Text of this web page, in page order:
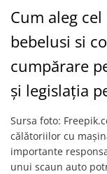
Cum aleg
bebelusi si
cumpărare
și legislația
Sursa foto:
călătoriilor cu
importante
unui scaun auto